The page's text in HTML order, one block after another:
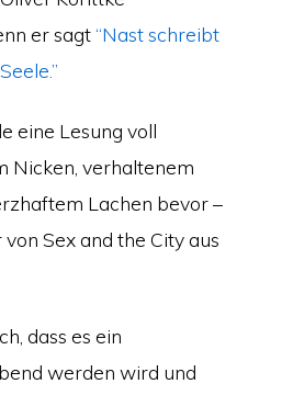
er sagt“Nast schreibt
eine Lesung voll
Nicken, verhaltenem
Lachen bevor –
Sex and the City aus
dass es ein
werden wird und